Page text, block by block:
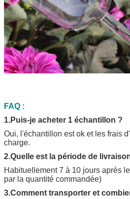
FAQ :
1.Puis-je acheter 1 échantillon ?
Oui, l'échantillon est ok et les frais
charge.
2.Quelle est la période de
Habituellement 7 à 10 jours après
par la quantité commandée)
3.Comment transporter et